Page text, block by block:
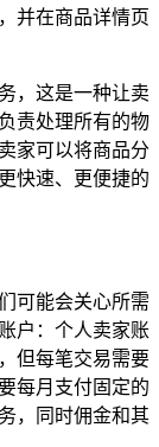
并在商品详情页
，这是一种让卖
责处理所有的物
家可以将商品分
快速、更便捷的
可能会关心所需
户：个人卖家账
但每笔交易需要
每月支付固定的
，同时佣金和其